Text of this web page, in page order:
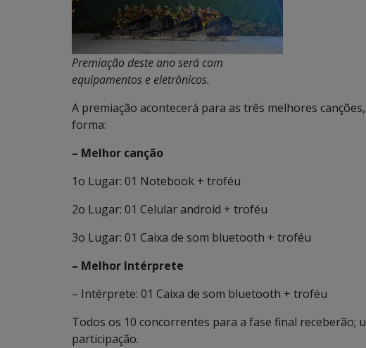
Premiação deste ano será com
equipamentos e eletrônicos.
A premiação acontecerá para as três melhores
forma:
– Melhor canção
1o Lugar: 01 Notebook + troféu
2o Lugar: 01 Celular android + troféu
3o Lugar: 01 Caixa de som bluetooth + troféu
– Melhor Intérprete
– Intérprete: 01 Caixa de som bluetooth + troféu
Todos os 10 concorrentes para a fase final receberão;
participação.